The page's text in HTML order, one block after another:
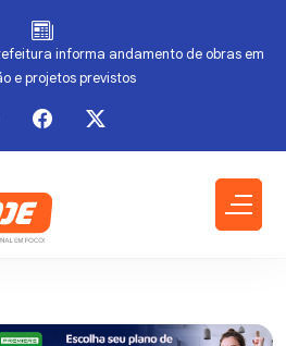
informa andamento de obras em
e projetos previstos